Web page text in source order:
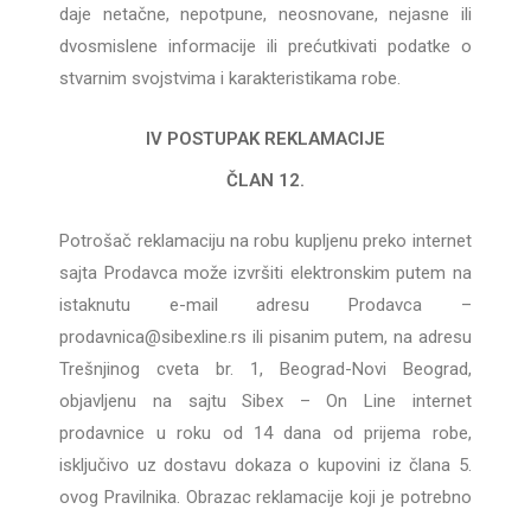
daje netačne, nepotpune, neosnovane, nejasne ili
dvosmislene informacije ili prećutkivati podatke o
stvarnim svojstvima i karakteristikama robe.
IV POSTUPAK REKLAMACIJE
ČLAN 12.
Potrošač reklamaciju na robu kupljenu preko internet
sajta Prodavca može izvršiti elektronskim putem na
istaknutu e-mail adresu Prodavca –
prodavnica@sibexline.rs ili pisanim putem, na adresu
Trešnjinog cveta br. 1, Beograd-Novi Beograd,
objavljenu na sajtu Sibex – On Line internet
prodavnice u roku od 14 dana od prijema robe,
isključivo uz dostavu dokaza o kupovini iz člana 5.
ovog Pravilnika. Obrazac reklamacije koji je potrebno